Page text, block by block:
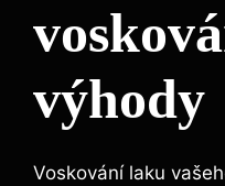
výhody
Voskování laku